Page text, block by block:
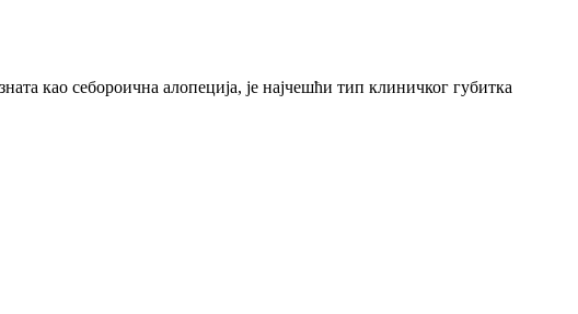
као себороична алопеција, је најчешћи тип клиничког губитка